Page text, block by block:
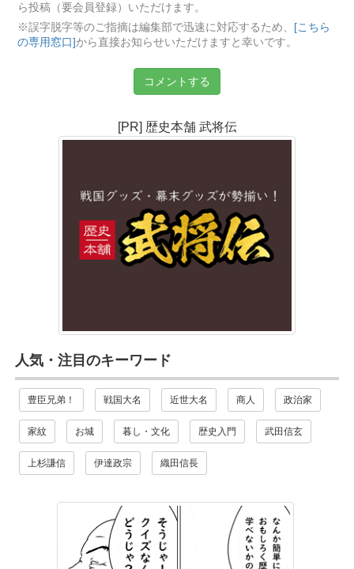
ら投稿（要会員登録）いただけます。
※誤字脱字等のご指摘は編集部で迅速に対応するため、
[こちら
の専用窓口]から直接お知らせいただけますと幸いです。
コメントする
[PR] 歴史本舗 武将伝
人気・注目のキーワード
豊臣兄弟！ 戦国大名 近世大名 商人 政治家
家紋 お城 暮し・文化 歴史入門 武田信玄
上杉謙信 伊達政宗 織田信長